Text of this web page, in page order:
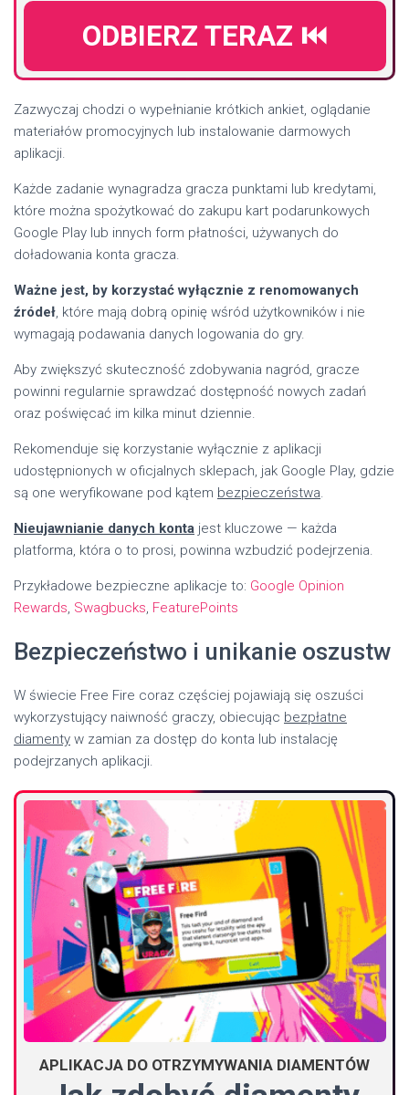
ODBIERZ TERAZ ⏮️
Zazwyczaj chodzi o wypełnianie krótkich ankiet, oglądanie
materiałów promocyjnych lub instalowanie darmowych
aplikacji.
Każde zadanie wynagradza gracza punktami lub kredytami,
które można spożytkować do zakupu kart podarunkowych
Google Play lub innych form płatności, używanych do
doładowania konta gracza.
Ważne jest, by korzystać wyłącznie z renomowanych
źródeł, które mają dobrą opinię wśród użytkowników i nie
wymagają podawania danych logowania do gry.
Aby zwiększyć skuteczność zdobywania nagród, gracze
powinni regularnie sprawdzać dostępność nowych zadań
oraz poświęcać im kilka minut dziennie.
Rekomenduje się korzystanie wyłącznie z aplikacji
udostępnionych w oficjalnych sklepach, jak Google Play, gdzie
są one weryfikowane pod kątem bezpieczeństwa.
Nieujawnianie danych konta jest kluczowe — każda
platforma, która o to prosi, powinna wzbudzić podejrzenia.
Przykładowe bezpieczne aplikacje to: Google Opinion
Rewards, Swagbucks, FeaturePoints
Bezpieczeństwo i unikanie oszustw
W świecie Free Fire coraz częściej pojawiają się oszuści
wykorzystujący naiwność graczy, obiecując bezpłatne
diamenty w zamian za dostęp do konta lub instalację
podejrzanych aplikacji.
APLIKACJA DO OTRZYMYWANIA DIAMENTÓW